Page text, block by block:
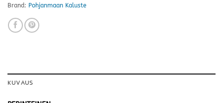
Brand: Pohjanmaan Kaluste
KUVAUS